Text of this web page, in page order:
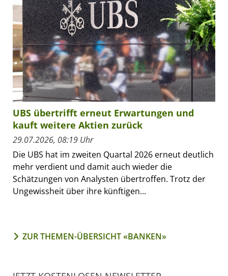
UBS übertrifft erneut Erwartungen und
kauft weitere Aktien zurück
29.07.2026, 08:19 Uhr
Die UBS hat im zweiten Quartal 2026 erneut deutlich
mehr verdient und damit auch wieder die
Schätzungen von Analysten übertroffen. Trotz der
Ungewissheit über ihre künftigen...
ZUR THEMEN-ÜBERSICHT «BANKEN»